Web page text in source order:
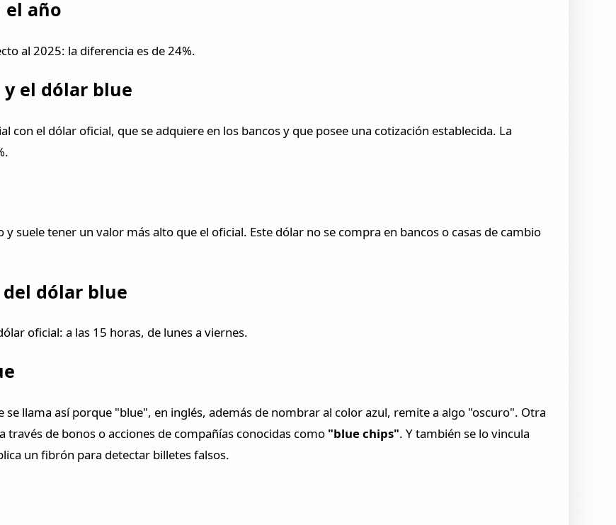
el año
al 2025: la diferencia es de 24%.
el dólar blue
con el dólar oficial, que se adquiere en los bancos y que posee una cotización establecida. La
y suele tener un valor más alto que el oficial. Este dólar no se compra en bancos o casas de cambio
dólar blue
oficial: a las 15 horas, de lunes a viernes.
se llama así porque "blue", en inglés, además de nombrar al color azul, remite a algo "oscuro". Otra
de bonos o acciones de compañías conocidas como "blue chips". Y también se lo vincula
un fibrón para detectar billetes falsos.